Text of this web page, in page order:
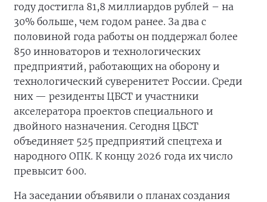
году достигла 81,8 миллиардов рублей – на
30% больше, чем годом ранее. За два с
половиной года работы он поддержал более
850 инноваторов и технологических
предприятий, работающих на оборону и
технологический суверенитет России. Среди
них — резиденты ЦБСТ и участники
акселератора проектов специального и
двойного назначения. Сегодня ЦБСТ
объединяет 525 предприятий спецтеха и
народного ОПК. К концу 2026 года их число
превысит 600.
На заседании объявили о планах создания